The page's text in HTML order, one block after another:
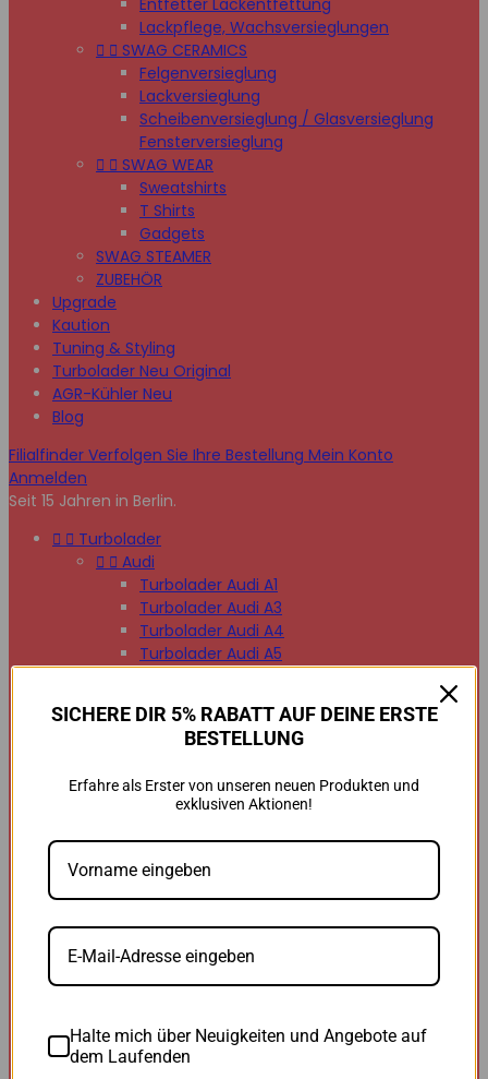
Entfetter Lackentfettung
Lackpflege, Wachsversieglungen
  SWAG CERAMICS
Felgenversieglung
Lackversieglung
Scheibenversieglung / Glasversieglung
Fensterversieglung
  SWAG WEAR
Sweatshirts
T Shirts
Gadgets
SWAG STEAMER
ZUBEHÖR
Upgrade
Kaution
Tuning & Styling
Turbolader Neu Original
AGR-Kühler Neu
Blog
Filialfinder Verfolgen Sie Ihre Bestellung Mein Konto
Anmelden
Seit 15 Jahren in Berlin.
  Turbolader
  Audi
Turbolader Audi A1
Turbolader Audi A3
Turbolader Audi A4
Turbolader Audi A5
Turbolader Audi A8
Turbolader Audi Q2
Turbolader Audi Q5
Turbolader Audi Q7
Turbolader Audi TT
BMW
BMW B47
BMW M47
BMW M57
BMW N47
BMW 118d
BMW 120d
SICHERE DIR 5% RABATT AUF DEINE ERSTE
BESTELLUNG
Erfahre als Erster von unseren neuen Produkten und
exklusiven Aktionen!
Halte mich über Neuigkeiten und Angebote auf
dem Laufenden